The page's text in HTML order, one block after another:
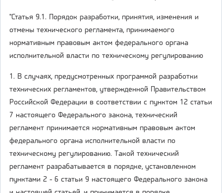
"Статья 9.1. Порядок разработки, принятия, изменения и
отмены технического регламента, принимаемого
нормативным правовым актом федерального органа
исполнительной власти по техническому регулированию
1. В случаях, предусмотренных программой разработки
технических регламентов, утвержденной Правительством
Российской Федерации в соответствии с пунктом 12 статьи
7 настоящего Федерального закона, технический
регламент принимается нормативным правовым актом
федерального органа исполнительной власти по
техническому регулированию. Такой технический
регламент разрабатывается в порядке, установленном
пунктами 2 - 6 статьи 9 настоящего Федерального закона